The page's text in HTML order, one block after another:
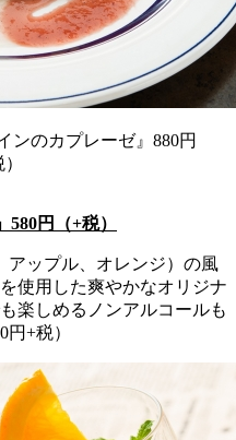
ンのカプレーゼ』880円
円（+税）
アップル、オレンジ）の風
使用した爽やかなオリジナ
楽しめるノンアルコールも
+税）